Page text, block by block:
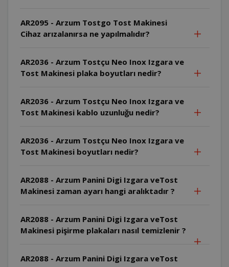
AR2095 - Arzum Tostgo Tost Makinesi
Cihaz arızalanırsa ne yapılmalıdır?
AR2036 - Arzum Tostçu Neo Inox Izgara ve
Tost Makinesi plaka boyutları nedir?
AR2036 - Arzum Tostçu Neo Inox Izgara ve
Tost Makinesi kablo uzunluğu nedir?
AR2036 - Arzum Tostçu Neo Inox Izgara ve
Tost Makinesi boyutları nedir?
AR2088 - Arzum Panini Digi Izgara veTost
Makinesi zaman ayarı hangi aralıktadır ?
AR2088 - Arzum Panini Digi Izgara veTost
Makinesi pişirme plakaları nasıl temizlenir ?
AR2088 - Arzum Panini Digi Izgara veTost